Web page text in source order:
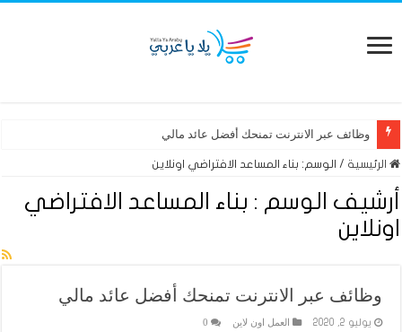
وظائف عبر الانترنت تمنحك أفضل عائد مالي
الرئيسية / الوسم: بناء المساعد الافتراضي اونلاين
أرشيف الوسم : بناء المساعد الافتراضي
اونلاين
وظائف عبر الانترنت تمنحك أفضل عائد مالي
يوليو 2, 2020 العمل اون لاين 0